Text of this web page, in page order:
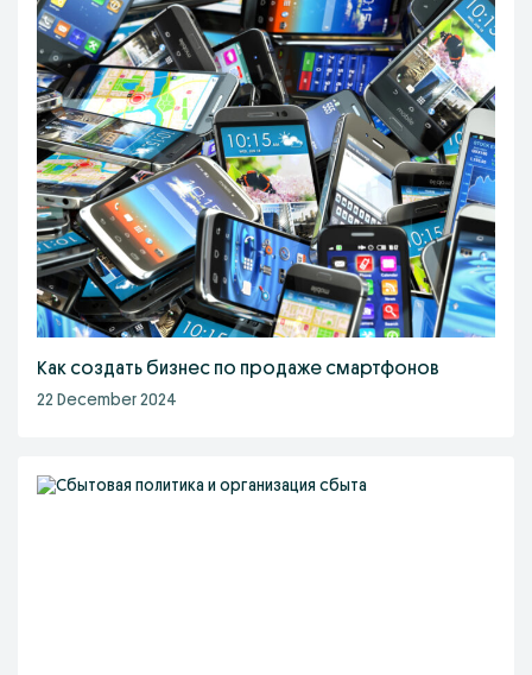
Как создать бизнес по продаже смартфонов
22 December 2024